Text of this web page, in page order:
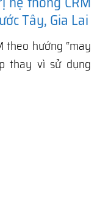
Tây, Gia Lai
theo hướng “may
thay vì sử dụng